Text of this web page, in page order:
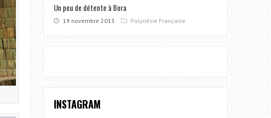
Un peu de détente à Bora
19 novembre 2013 Polynésie Française
INSTAGRAM